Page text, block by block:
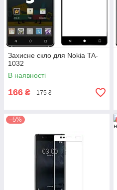
Захисне скло для Nokia TA-
1032
В наявності
166 ₴ 175 ₴
–5%